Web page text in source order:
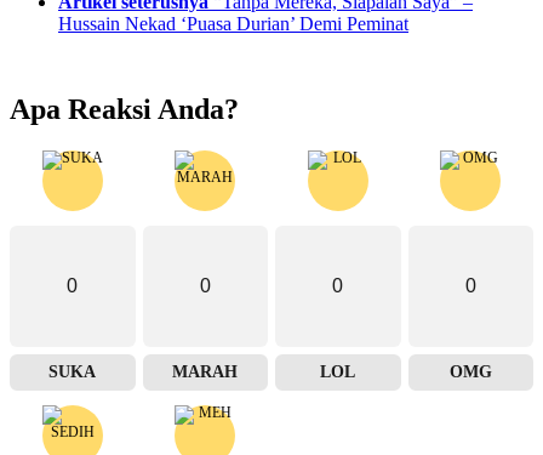
Hussain Nekad ‘Puasa Durian’ Demi Peminat
Apa Reaksi Anda?
0
SUKA
0
MARAH
0
LOL
0
OMG